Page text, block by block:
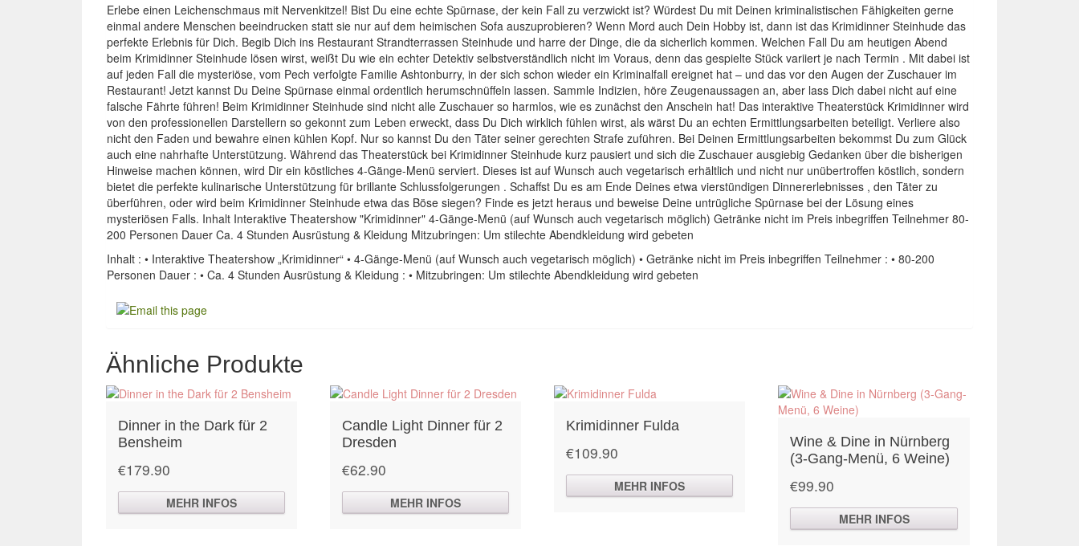
Erlebe einen Leichenschmaus mit Nervenkitzel! Bist Du eine echte Spürnase, der kein Fall zu verzwickt ist? Würdest Du mit Deinen kriminalistischen Fähigkeiten gerne
einmal andere Menschen beeindrucken statt sie nur auf dem heimischen Sofa auszuprobieren? Wenn Mord auch Dein Hobby ist, dann ist das Krimidinner Steinhude das
perfekte Erlebnis für Dich. Begib Dich ins Restaurant Strandterrassen Steinhude und harre der Dinge, die da sicherlich kommen. Welchen Fall Du am heutigen Abend
beim Krimidinner Steinhude lösen wirst, weißt Du wie ein echter Detektiv selbstverständlich nicht im Voraus, denn das gespielte Stück variiert je nach Termin . Mit dabei ist
auf jeden Fall die mysteriöse, vom Pech verfolgte Familie Ashtonburry, in der sich schon wieder ein Kriminalfall ereignet hat – und das vor den Augen der Zuschauer im
Restaurant! Jetzt kannst Du Deine Spürnase einmal ordentlich herumschnüffeln lassen. Sammle Indizien, höre Zeugenaussagen an, aber lass Dich dabei nicht auf eine
falsche Fährte führen! Beim Krimidinner Steinhude sind nicht alle Zuschauer so harmlos, wie es zunächst den Anschein hat! Das interaktive Theaterstück Krimidinner wird
von den professionellen Darstellern so gekonnt zum Leben erweckt, dass Du Dich wirklich fühlen wirst, als wärst Du an echten Ermittlungsarbeiten beteiligt. Verliere also
nicht den Faden und bewahre einen kühlen Kopf. Nur so kannst Du den Täter seiner gerechten Strafe zuführen. Bei Deinen Ermittlungsarbeiten bekommst Du zum Glück
auch eine nahrhafte Unterstützung. Während das Theaterstück bei Krimidinner Steinhude kurz pausiert und sich die Zuschauer ausgiebig Gedanken über die bisherigen
Hinweise machen können, wird Dir ein köstliches 4-Gänge-Menü serviert. Dieses ist auf Wunsch auch vegetarisch erhältlich und nicht nur unübertroffen köstlich, sondern
bietet die perfekte kulinarische Unterstützung für brillante Schlussfolgerungen . Schaffst Du es am Ende Deines etwa vierstündigen Dinnererlebnisses , den Täter zu
überführen, oder wird beim Krimidinner Steinhude etwa das Böse siegen? Finde es jetzt heraus und beweise Deine untrügliche Spürnase bei der Lösung eines
mysteriösen Falls. Inhalt Interaktive Theatershow "Krimidinner" 4-Gänge-Menü (auf Wunsch auch vegetarisch möglich) Getränke nicht im Preis inbegriffen Teilnehmer 80-
200 Personen Dauer Ca. 4 Stunden Ausrüstung & Kleidung Mitzubringen: Um stilechte Abendkleidung wird gebeten
Inhalt : • Interaktive Theatershow „Krimidinner“ • 4-Gänge-Menü (auf Wunsch auch vegetarisch möglich) • Getränke nicht im Preis inbegriffen Teilnehmer : • 80-200
Personen Dauer : • Ca. 4 Stunden Ausrüstung & Kleidung : • Mitzubringen: Um stilechte Abendkleidung wird gebeten
Ähnliche Produkte
Dinner in the Dark für 2
Bensheim
€179.90
MEHR INFOS
Candle Light Dinner für 2
Dresden
€62.90
MEHR INFOS
Krimidinner Fulda
€109.90
MEHR INFOS
Wine & Dine in Nürnberg
(3-Gang-Menü, 6 Weine)
€99.90
MEHR INFOS